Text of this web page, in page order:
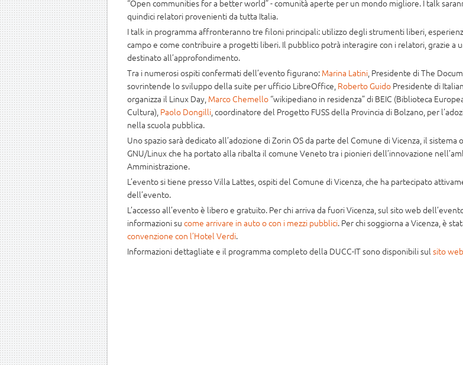
“Open communities for a better world” - comunità aperte per un mondo migliore. I talk
quindici relatori provenienti da tutta Italia.
I talk in programma affronteranno tre filoni principali: utilizzo degli strumenti liberi,
campo e come contribuire a progetti liberi. Il pubblico potrà interagire con i relatori, grazie a
destinato all’approfondimento.
Tra i numerosi ospiti confermati dell’evento figurano: Marina Latini, Presidente di The
sovrintende lo sviluppo della suite per ufficio LibreOffice, Roberto Guido Presidente di
organizza il Linux Day, Marco Chemello “wikipediano in residenza” di BEIC (Biblioteca
Cultura), Paolo Dongilli, coordinatore del Progetto FUSS della Provincia di Bolzano, per
nella scuola pubblica.
Uno spazio sarà dedicato all’adozione di Zorin OS da parte del Comune di Vicenza, il sistema
GNU/Linux che ha portato alla ribalta il comune Veneto tra i pionieri dell’innovazione
Amministrazione.
L’evento si tiene presso Villa Lattes, ospiti del Comune di Vicenza, che ha partecipato
dell’evento.
L’accesso all’evento è libero e gratuito. Per chi arriva da fuori Vicenza, sul sito web
informazioni su come arrivare in auto o con i mezzi pubblici. Per chi soggiorna a Vicenza, è
convenzione con l’Hotel Verdi.
Informazioni dettagliate e il programma completo della DUCC-IT sono disponibili sul sito